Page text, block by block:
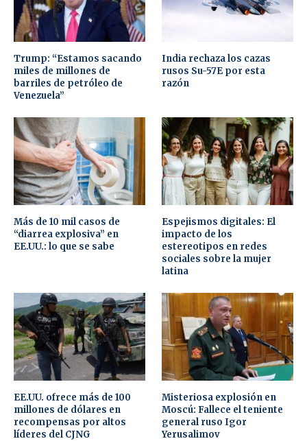
Trump: “Estamos sacando
miles de millones de
barriles de petróleo de
Venezuela”
India rechaza los cazas
rusos Su-57E por esta
razón
Más de 10 mil casos de
“diarrea explosiva” en
EE.UU.: lo que se sabe
Espejismos digitales: El
impacto de los
estereotipos en redes
sociales sobre la mujer
latina
EE.UU. ofrece más de 100
millones de dólares en
recompensas por altos
líderes del CJNG
Misteriosa explosión en
Moscú: Fallece el teniente
general ruso Igor
Yerusalimov